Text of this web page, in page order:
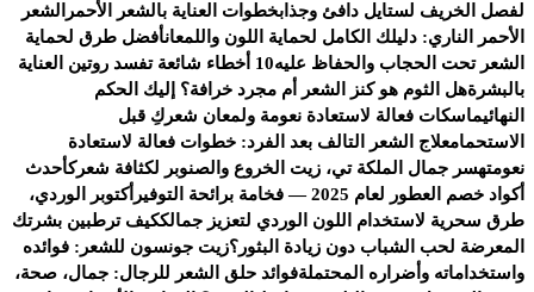
لفصل الخريف لستايل دافئ وجذابخطوات العناية بالشعر الأحمر الشعر
الأحمر الناري: دليلك الكامل لحماية اللون واللمعانأفضل طرق لحماية
الشعر تحت الحجاب والحفاظ عليه
10 أخطاء شائعة تفسد روتين العناية
بالبشرةهل الثوم هو كنز الشعر أم مجرد خرافة؟ إليك الحكم
النهائيماسكات فعالة لاستعادة نعومة ولمعان شعركِ قبل
الاستحمامعلاج الشعر التالف بعد الفرد: خطوات فعالة لاستعادة
نعومتهسر جمال الملكة تي، زيت الخروع والصنوبر لكثافة شعركأحدث
أكواد خصم العطور لعام 2025 — فخامة برائحة التوفير
أكتوبر الوردي،
طرق سحرية لاستخدام اللون الوردي لتعزيز جمالككيف ترطبين بشرتك
المعرضة لحب الشباب دون زيادة البثور؟زيت جونسون للشعر: فوائده
واستخداماته وأضراره المحتملةفوائد حلق الشعر للرجال: جمال، صحة،